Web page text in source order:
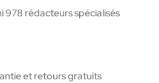
978 rédacteurs spécialisés
et retours gratuits